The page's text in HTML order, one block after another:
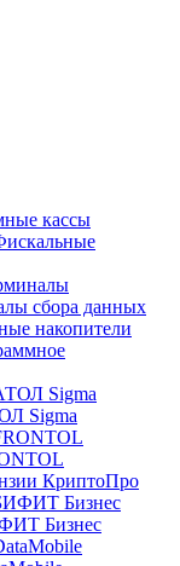
кассы
сбора данных
накопители
Sigma
КриптоПро
Бизнес